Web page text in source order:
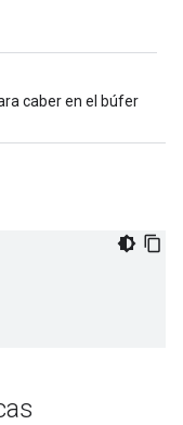
caber en el búfer